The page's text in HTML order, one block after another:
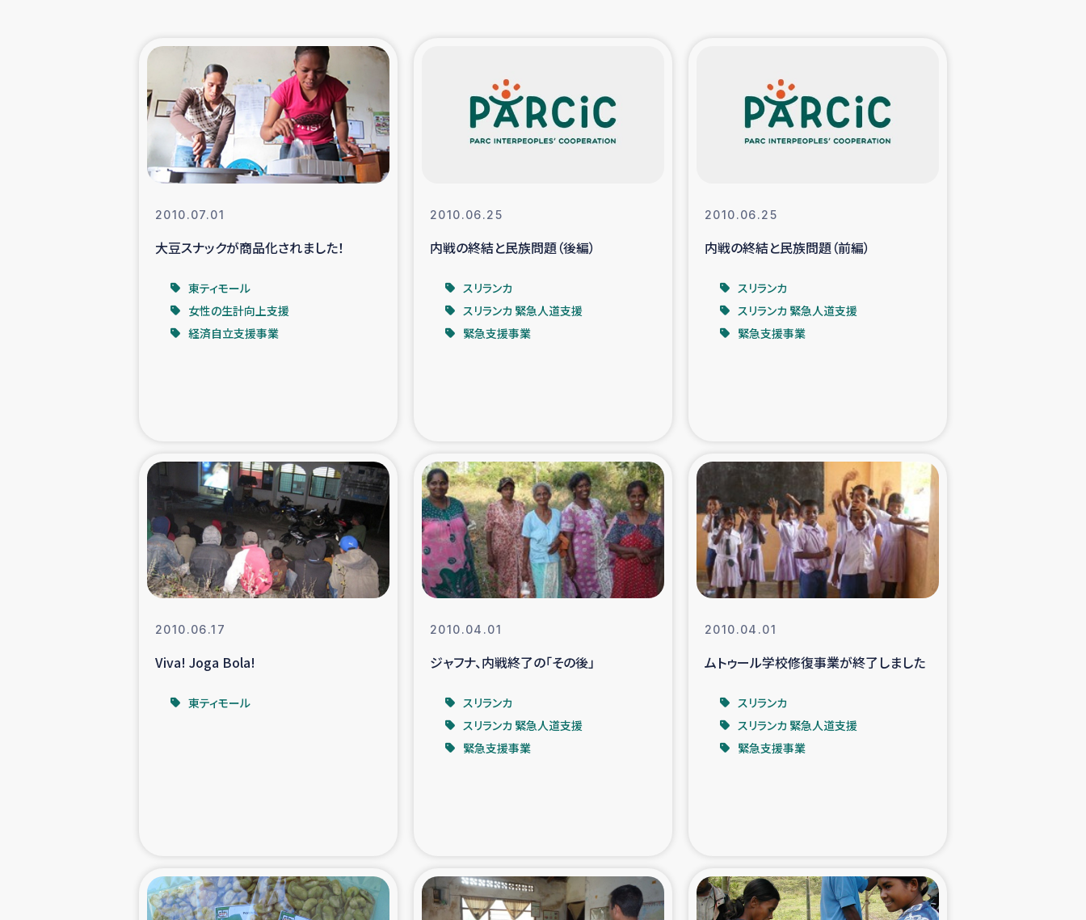
スリランカ 緊急人道支援 スリランカ南部洪水被災者支援
スリランカの南北女性をつなぐサリー・リサイクル・プロジ
ェクト
復興支援事業
ガザ人道支援 令和6年能登半島地震 緊急支援
国内避難民への物資配付および教育支援 ミャンマー緊急支援
タイ国境ミャンマー移民子ども支援 漁民によるマングローブ植林活動
海外ルーツの市民との共生 神原ゼミxパルシック
石巻市街地在宅被災者支援 復興応援隊の活動
仮設住宅生活支援・農業復興支援 漁業復興支援
インターン・ボランティア日誌 経済自立支援事業
ガザ空爆被災者への食料支援と農家生産支援
ガザ地区における羊の畜産支援 ガザ地区での公園の緑化を通じた支援事業
民際教育 食べる
2010.07.01
大豆スナックが商品化されました！
東ティモール
女性の生計向上支援
経済自立支援事業
2010.06.25
内戦の終結と民族問題（後編）
スリランカ
スリランカ 緊急人道支援
緊急支援事業
2010.06.25
内戦の終結と民族問題（前編）
スリランカ
スリランカ 緊急人道支援
緊急支援事業
2010.06.17
Viva! Joga Bola!
東ティモール
2010.04.01
ジャフナ、内戦終了の「その後」
スリランカ
スリランカ 緊急人道支援
緊急支援事業
2010.04.01
ムトゥール学校修復事業が終了しました
スリランカ
スリランカ 緊急人道支援
緊急支援事業